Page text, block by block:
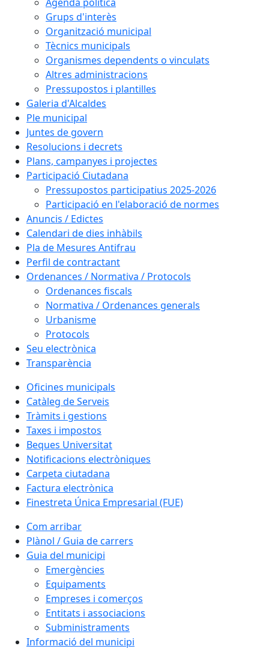
Grups d'interès
Organització municipal
Tècnics municipals
Organismes dependents o vinculats
Altres administracions
Pressupostos i plantilles
Galeria d'Alcaldes
Ple municipal
Juntes de govern
Resolucions i decrets
Plans, campanyes i projectes
Participació Ciutadana
Pressupostos participatius 2025-2026
Participació en l'elaboració de normes
Anuncis / Edictes
Calendari de dies inhàbils
Pla de Mesures Antifrau
Perfil de contractant
Ordenances / Normativa / Protocols
Ordenances fiscals
Normativa / Ordenances generals
Urbanisme
Protocols
Seu electrònica
Transparència
Oficines municipals
Catàleg de Serveis
Tràmits i gestions
Taxes i impostos
Beques Universitat
Notificacions electròniques
Carpeta ciutadana
Factura electrònica
Finestreta Única Empresarial (FUE)
Com arribar
Plànol / Guia de carrers
Guia del municipi
Emergències
Equipaments
Empreses i comerços
Entitats i associacions
Subministraments
Informació del municipi